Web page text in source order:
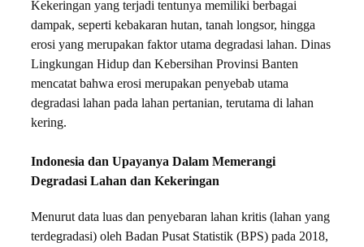
Kekeringan yang terjadi tentunya memiliki berbagai
dampak, seperti kebakaran hutan, tanah longsor, hingga
erosi yang merupakan faktor utama degradasi lahan. Dinas
Lingkungan Hidup dan Kebersihan Provinsi Banten
mencatat bahwa erosi merupakan penyebab utama
degradasi lahan pada lahan pertanian, terutama di lahan
kering.
Indonesia dan Upayanya Dalam Memerangi
Degradasi Lahan dan Kekeringan
Menurut data luas dan penyebaran lahan kritis (lahan yang
terdegradasi) oleh Badan Pusat Statistik (BPS) pada 2018,